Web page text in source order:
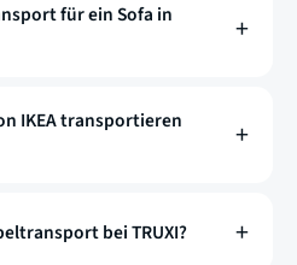
für ein Sofa in
IKEA transportieren
bei TRUXI?